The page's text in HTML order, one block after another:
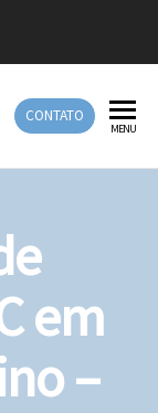
CONTATO
MENU
em
–